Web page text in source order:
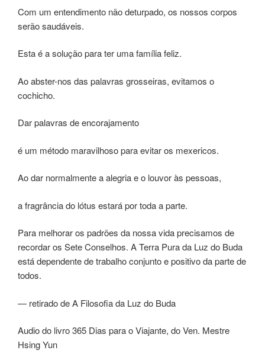
Com um entendimento não deturpado, os nossos corpos
serão saudáveis.
Esta é a solução para ter uma família feliz.
Ao abster-nos das palavras grosseiras, evitamos o
cochicho.
Dar palavras de encorajamento
é um método maravilhoso para evitar os mexericos.
Ao dar normalmente a alegria e o louvor às pessoas,
a fragrância do lótus estará por toda a parte.
Para melhorar os padrões da nossa vida precisamos de
recordar os Sete Conselhos. A Terra Pura da Luz do Buda
está dependente de trabalho conjunto e positivo da parte de
todos.
— retirado de A Filosofia da Luz do Buda
Audio do livro 365 Dias para o Viajante, do Ven. Mestre
Hsing Yun